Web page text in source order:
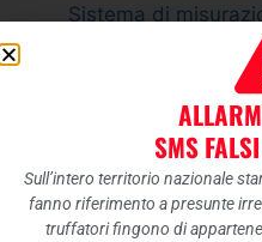
Sistema di
Piano della
Relazione sulla
Ammontare
Dati relativi ai premi
ENTI CONTROLLATI
SMS
Sull’intero territorio nazionale
fanno riferimento a presunte
truffatori fingono di